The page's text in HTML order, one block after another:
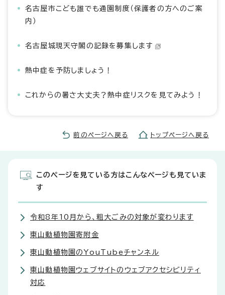
名古屋市こども誰でも通園制度（保護者の方へのご案
内）
名古屋城現天守閣の記録を募集します
熱中症を予防しましょう！
これからの暑さ大丈夫？熱中症リスクを見てみよう！
前のページへ戻る トップページへ戻る
このページを見ている方はこんなページも見ていま
す
令和8年10月から、粗大ごみの対象が変わります
東山動植物園寄附金
東山動植物園のYouTubeチャンネル
東山動植物園ウェブサイトのウェブアクセシビリティ
対応